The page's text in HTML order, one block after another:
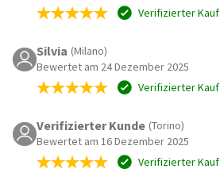
Verifizierter Kauf
Silvia (Milano)
Bewertet am 24 Dezember 2025
Verifizierter Kauf
Verifizierter Kunde (Torino)
Bewertet am 16 Dezember 2025
Verifizierter Kauf